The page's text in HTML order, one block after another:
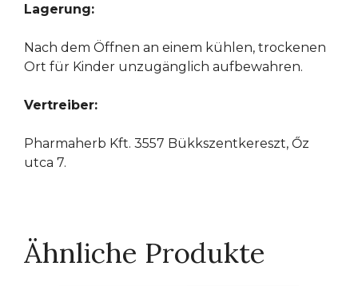
Lagerung:
Nach dem Öffnen an einem kühlen, trockenen
Ort für Kinder unzugänglich aufbewahren.
Vertreiber:
Pharmaherb Kft. 3557 Bükkszentkereszt, Őz
utca 7.
Ähnliche Produkte